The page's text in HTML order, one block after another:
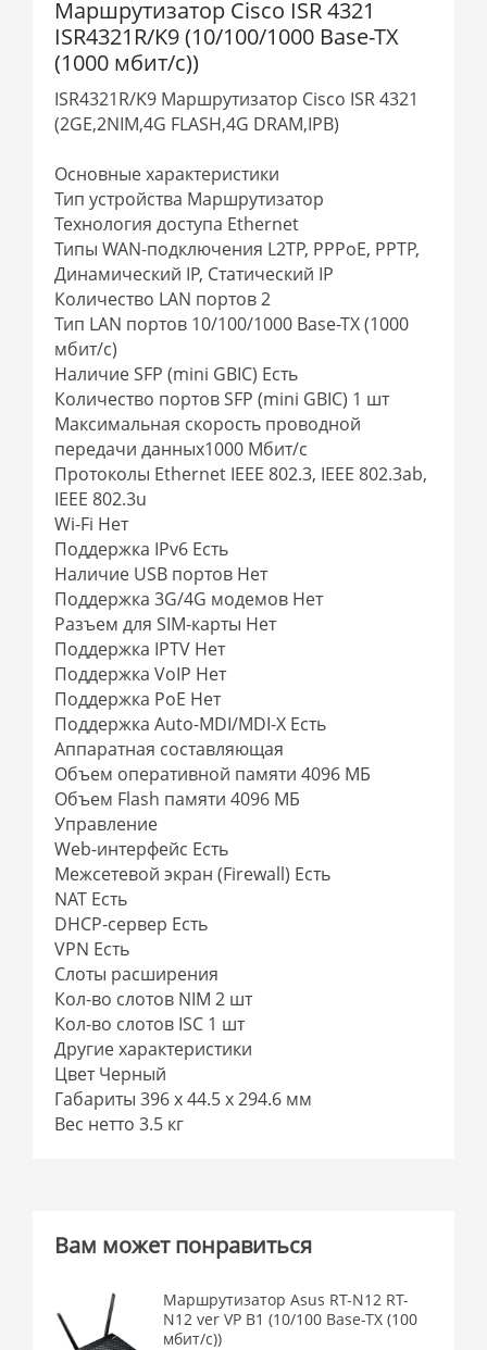
Маршрутизатор Cisco ISR 4321
ISR4321R/K9 (10/100/1000 Base-TX
(1000 мбит/с))
ISR4321R/K9 Маршрутизатор Cisco ISR 4321
(2GE,2NIM,4G FLASH,4G DRAM,IPB)
Основные характеристики
Тип устройства Маршрутизатор
Технология доступа Ethernet
Типы WAN-подключения L2TP, PPPoE, PPTP,
Динамический IP, Статический IP
Количество LAN портов 2
Тип LAN портов 10/100/1000 Base-TX (1000
мбит/с)
Наличие SFP (mini GBIC) Есть
Количество портов SFP (mini GBIC) 1 шт
Максимальная скорость проводной
передачи данных1000 Мбит/с
Протоколы Ethernet IEEE 802.3, IEEE 802.3ab,
IEEE 802.3u
Wi-Fi Нет
Поддержка IPv6 Есть
Наличие USB портов Нет
Поддержка 3G/4G модемов Нет
Разъем для SIM-карты Нет
Поддержка IPTV Нет
Поддержка VoIP Нет
Поддержка PoE Нет
Поддержка Auto-MDI/MDI-X Есть
Аппаратная составляющая
Объем оперативной памяти 4096 МБ
Объем Flash памяти 4096 МБ
Управление
Web-интерфейс Есть
Межсетевой экран (Firewall) Есть
NAT Есть
DHCP-сервер Есть
VPN Есть
Слоты расширения
Кол-во слотов NIM 2 шт
Кол-во слотов ISC 1 шт
Другие характеристики
Цвет Черный
Габариты 396 x 44.5 x 294.6 мм
Вес нетто 3.5 кг
Вам может понравиться
Маршрутизатор Asus RT-N12 RT-
N12 ver VP B1 (10/100 Base-TX (100
мбит/с))